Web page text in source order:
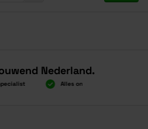
Nederland.
verzending